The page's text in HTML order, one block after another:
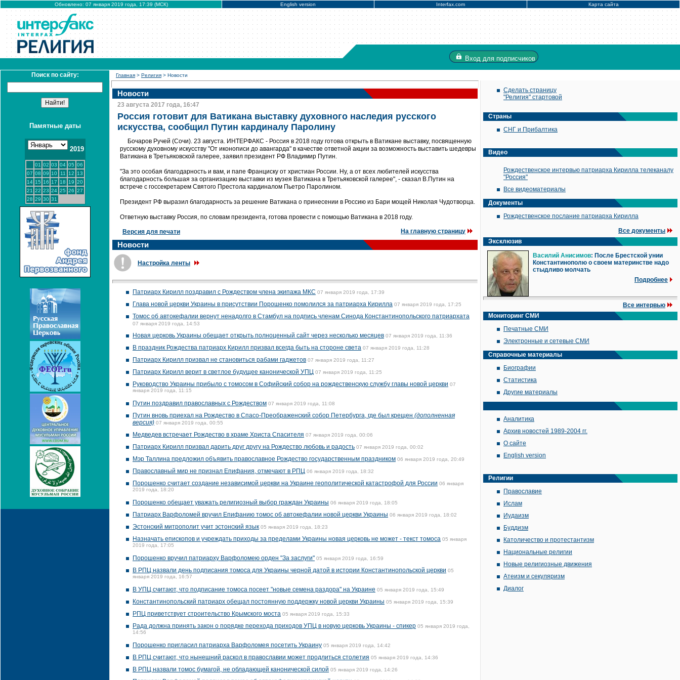
Обновлено: 07 января 2019 года, 17:39 (МСК) English version Interfax.com Карта сайта
Вход для подписчиков
Поиск по сайту:
Памятные даты
2019
01 02 03 04 05 06
07 08 09 10 11 12
13
14 15 16 17 18 19 20
21 22 23 24 25 26 27
28 29 30 31
Главная > Религия > Новости
Новости
23 августа 2017 года, 16:47
Россия готовит для Ватикана выставку духовного наследия русского
искусства, сообщил Путин кардиналу Паролину
Бочаров Ручей (Сочи). 23 августа. ИНТЕРФАКС - Россия в 2018 году готова открыть в Ватикане выставку, посвященную
русскому духовному искусству "От иконописи до авангарда" в качестве ответной акции за возможность выставить шедевры
Ватикана в Третьяковской галерее, заявил президент РФ Владимир Путин.
"За это особая благодарность и вам, и папе Франциску от христиан России. Ну, а от всех любителей искусства
благодарность большая за организацию выставки из музея Ватикана в Третьяковской галерее", - сказал В.Путин на
встрече с госсекретарем Святого Престола кардиналом Пьетро Паролином.
Президент РФ выразил благодарность за решение Ватикана о принесении в Россию из Бари мощей Николая Чудотворца.
Ответную выставку Россия, по словам президента, готова провести с помощью Ватикана в 2018 году.
Версия для печати На главную страницу
Новости
Настройка ленты
Патриарх Кирилл поздравил с Рождеством члена экипажа МКС 07 января 2019 года, 17:39
Глава новой церкви Украины в присутствии Порошенко помолился за патриарха Кирилла 07 января 2019 года, 17:25
Томос об автокефалии вернут ненадолго в Стамбул на подпись членам Синода Константинопольского патриархата
07 января 2019 года, 14:53
Новая церковь Украины обещает открыть полноценный сайт через несколько месяцев 07 января 2019 года, 11:36
В праздник Рождества патриарх Кирилл призвал всегда быть на стороне света 07 января 2019 года, 11:28
Патриарх Кирилл призвал не становиться рабами гаджетов 07 января 2019 года, 11:27
Патриарх Кирилл верит в светлое будущее канонической УПЦ 07 января 2019 года, 11:25
Руководство Украины прибыло с томосом в Софийский собор на рождественскую службу главы новой церкви 07
января 2019 года, 11:15
Путин поздравил православных с Рождеством 07 января 2019 года, 11:08
Путин вновь приехал на Рождество в Спасо-Преображенский собор Петербурга, где был крещен (дополненная
версия) 07 января 2019 года, 00:55
Медведев встречает Рождество в храме Христа Спасителя 07 января 2019 года, 00:06
Патриарх Кирилл призвал дарить друг другу на Рождество любовь и радость 07 января 2019 года, 00:02
Мэр Таллина предложил объявить православное Рождество государственным праздником 06 января 2019 года, 20:49
Православный мир не признал Епифания, отмечают в РПЦ 06 января 2019 года, 18:32
Порошенко считает создание независимой церкви на Украине геополитической катастрофой для России 06 января
2019 года, 18:20
Порошенко обещает уважать религиозный выбор граждан Украины 06 января 2019 года, 18:05
Патриарх Варфоломей вручил Епифанию томос об автокефалии новой церкви Украины 06 января 2019 года, 18:02
Эстонский митрополит учит эстонский язык 05 января 2019 года, 18:23
Назначать епископов и учреждать приходы за пределами Украины новая церковь не может - текст томоса 05 января
2019 года, 17:05
Порошенко вручил патриарху Варфоломею орден "За заслуги" 05 января 2019 года, 16:59
В РПЦ назвали день подписания томоса для Украины черной датой в истории Константинопольской церкви 05
января 2019 года, 16:57
В УПЦ считают, что подписание томоса посеет "новые семена раздора" на Украине 05 января 2019 года, 15:49
Константинопольский патриарх обещал постоянную поддержку новой церкви Украины 05 января 2019 года, 15:39
РПЦ приветствует строительство Крымского моста 05 января 2019 года, 15:33
Рада должна принять закон о порядке перехода приходов УПЦ в новую церковь Украины - спикер 05 января 2019 года,
14:56
Порошенко пригласил патриарха Варфоломея посетить Украину 05 января 2019 года, 14:42
В РПЦ считают, что нынешний раскол в православии может продлиться столетия 05 января 2019 года, 14:36
В РПЦ назвали томос бумагой, не обладающей канонической силой 05 января 2019 года, 14:26
Сделать страницу
"Религия" стартовой
Страны
СНГ и Прибалтика
Видео
Рождественское интервью патриарха Кирилла телеканалу
"Россия"
Все видеоматериалы
Документы
Рождественское послание патриарха Кирилла
Все документы
Эксклюзив
Василий Анисимов: После Брестской унии
Константинополю о своем материнстве надо
стыдливо молчать
Подробнее
Все интервью
Мониторинг СМИ
Печатные СМИ
Электронные и сетевые СМИ
Справочные материалы
Биографии
Статистика
Другие материалы
Аналитика
Архив новостей 1989-2004 гг.
О сайте
English version
Религии
Православие
Ислам
Иудаизм
Буддизм
Католичество и протестантизм
Национальные религии
Новые религиозные движения
Атеизм и секуляризм
Диалог